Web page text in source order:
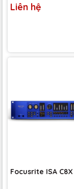
Liên hệ
Focusrite ISA C8X